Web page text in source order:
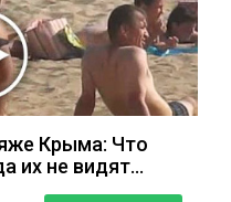
Крыма: Что
их не видят...